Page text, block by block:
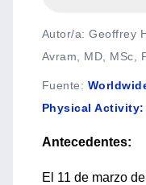
Autor/a: Geoffrey
Avram, MD, MSc,
Fuente:
Physical
Antecedentes:
El 11 de marzo